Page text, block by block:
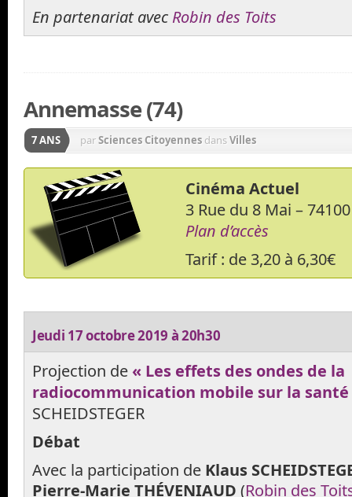
En partenariat avec Robin des Toits
Annemasse (74)
7 ANS parSciences Citoyennes dansVilles
Cinéma Actuel
3 Rue du 8 Mai –
Plan d’accès
Tarif : de 3,20 à 6,30€
Jeudi 17 octobre 2019 à 20h30
Projection de « Les effets des ondes de la
radiocommunication mobile sur la santé
SCHEIDSTEGER
Débat
Avec la participation de Klaus
Pierre-Marie THÉVENIAUD (Robin des